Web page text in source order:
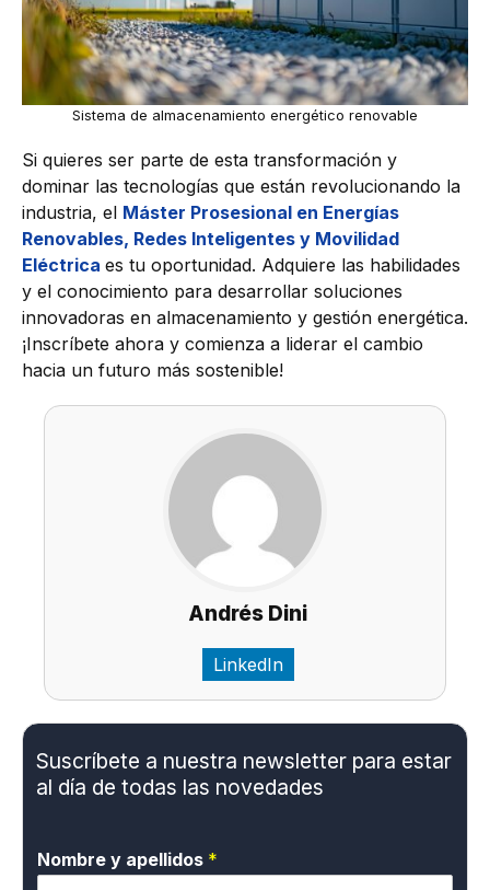
Sistema de almacenamiento energético renovable
Si quieres ser parte de esta transformación y
dominar las tecnologías que están revolucionando la
industria, el Máster Prosesional en Energías
Renovables, Redes Inteligentes y Movilidad
Eléctrica es tu oportunidad. Adquiere las habilidades
y el conocimiento para desarrollar soluciones
innovadoras en almacenamiento y gestión energética.
¡Inscríbete ahora y comienza a liderar el cambio
hacia un futuro más sostenible!
Andrés Dini
LinkedIn
Suscríbete a nuestra newsletter para estar
al día de todas las novedades
Nombre y apellidos *